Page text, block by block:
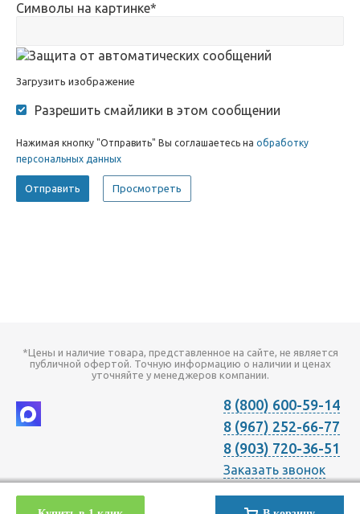
Символы на картинке*
Загрузить изображение
Разрешить смайлики в этом сообщении
Нажимая кнопку "Отправить" Вы соглашаетесь на обработку
персональных данных
*Цены и наличие товара, представленное на сайте, не является
публичной офертой. Точную информацию о наличии и ценах
уточняйте у менеджеров компании.
8 (800) 600-59-14
8 (967) 252-66-77
8 (903) 720-36-51
Заказать звонок
2026 © Компания "Онлайн Климат" продажа оборудования для